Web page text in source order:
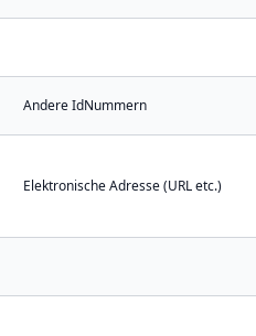
Andere IdNummern
Elektronische Adresse (URL etc.)